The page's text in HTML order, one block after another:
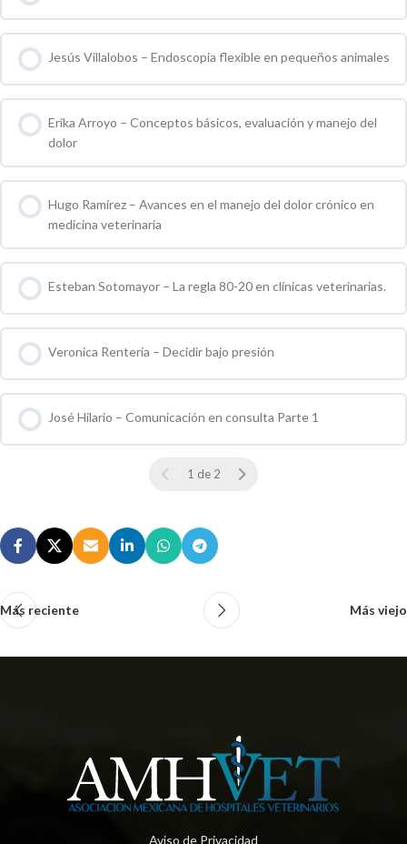
0 % COMPLETO 0 / 0 pasos
Jesús Villalobos – Endoscopia flexible en pequeños animales
0 % COMPLETO 0 / 0 pasos
Erika Arroyo – Conceptos básicos, evaluación y manejo del
dolor
0 % COMPLETO 0 / 0 pasos
Hugo Ramírez – Avances en el manejo del dolor crónico en
medicina veterinaria
0 % COMPLETO 0 / 0 pasos
Esteban Sotomayor – La regla 80-20 en clínicas veterinarias.
0 % COMPLETO 0 / 0 pasos
Veronica Rentería – Decidir bajo presión
0 % COMPLETO 0 / 0 pasos
José Hilario – Comunicación en consulta Parte 1
0 % COMPLETO 0 / 0 pasos
1 de 2
Más reciente Más viejo
Aviso de Privacidad